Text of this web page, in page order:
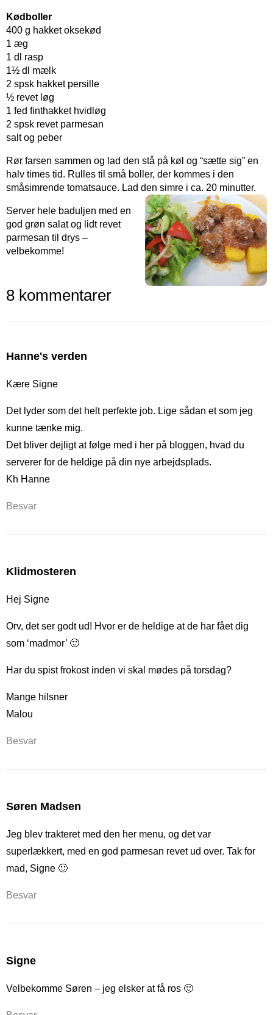
Kødboller
400 g hakket oksekød
1 æg
1 dl rasp
1½ dl mælk
2 spsk hakket persille
½ revet løg
1 fed finthakket hvidløg
2 spsk revet parmesan
salt og peber
Rør farsen sammen og lad den stå på køl og “sætte sig” en
halv times tid. Rulles til små boller, der kommes i den
småsimrende tomatsauce. Lad den simre i ca. 20 minutter.
Server hele baduljen med en
god grøn salat og lidt revet
parmesan til drys –
velbekomme!
8 kommentarer
Hanne's verden
Kære Signe
Det lyder som det helt perfekte job. Lige sådan et som jeg
kunne tænke mig.
Det bliver dejligt at følge med i her på bloggen, hvad du
serverer for de heldige på din nye arbejdsplads.
Kh Hanne
Besvar
Klidmosteren
Hej Signe
Orv, det ser godt ud! Hvor er de heldige at de har fået dig
som ‘madmor’ 🙂
Har du spist frokost inden vi skal mødes på torsdag?
Mange hilsner
Malou
Besvar
Søren Madsen
Jeg blev trakteret med den her menu, og det var
superlækkert, med en god parmesan revet ud over. Tak for
mad, Signe 🙂
Besvar
Signe
Velbekomme Søren – jeg elsker at få ros 🙂